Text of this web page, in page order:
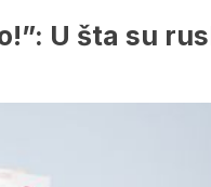
U šta su